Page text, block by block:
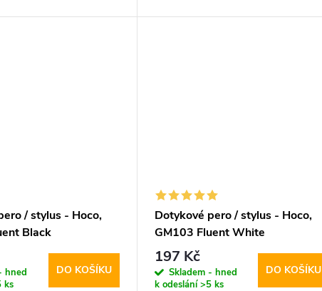
/ stylus - Hoco,
Black
hned
ks
DO KOŠÍKU
Dotykové pero / stylus - Hoco,
GM103 Fluent White
197 Kč
Skladem - hned
k odeslání>5 ks
DO KOŠÍKU